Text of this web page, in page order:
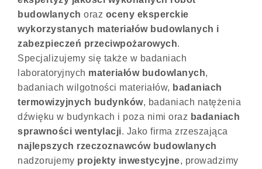
budowlanych oraz oceny eksperckie
wykorzystanych materiałów budowlanych i
zabezpieczeń przeciwpożarowych.
Specjalizujemy się także w badaniach
laboratoryjnych materiałów budowlanych,
badaniach wilgotności materiałów, badaniach
termowizyjnych budynków, badaniach natężenia
dźwięku w budynkach i poza nimi oraz badaniach
sprawności wentylacji. Jako firma zrzeszająca
najlepszych rzeczoznawców budowlanych
nadzorujemy projekty inwestycyjne, prowadzimy